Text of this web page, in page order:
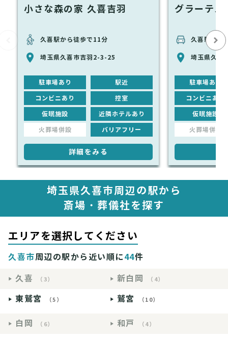
小さな森の家 久喜吉羽
久喜駅から徒歩で11分
埼玉県久喜市吉羽2-3-25
駐車場あり 駅近
コンビニあり 控室
仮眠施設 近隣ホテルあり
火葬場併設 バリアフリー
詳細をみる
グラーテス
久喜駅から
埼玉県久喜
駐車場あり
コンビニあり
仮眠施設
火葬場併設
埼玉県久喜市周辺の駅から
斎場・葬儀社を探す
エリアを選択してください
久喜市周辺の駅から近い順に44件
久喜
（3） 新白岡 （4）
東鷲宮 （5） 鷲宮 （10）
白岡 （6） 和戸 （4）